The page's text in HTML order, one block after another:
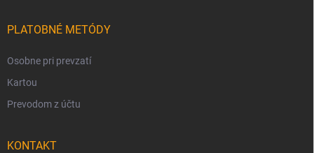
PLATOBNÉ METÓDY
Osobne pri prevzatí
Kartou
Prevodom z účtu
KONTAKT